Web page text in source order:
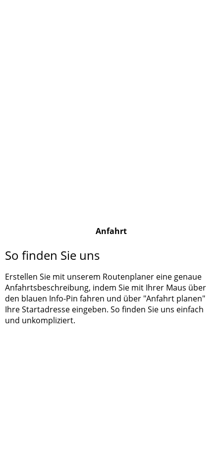
Anfahrt
So finden Sie uns
Erstellen Sie mit unserem Routenplaner eine genaue
Anfahrtsbeschreibung, indem Sie mit Ihrer Maus über
den blauen Info-Pin fahren und über "Anfahrt planen"
Ihre Startadresse eingeben. So finden Sie uns einfach
und unkompliziert.